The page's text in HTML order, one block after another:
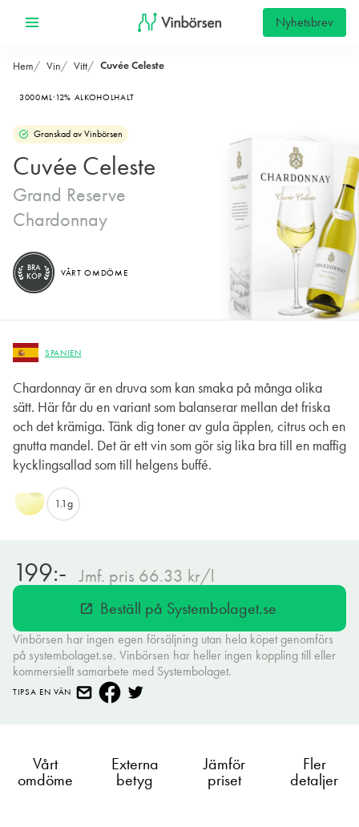
Nyhetsbrev
Hem Vin Vitt Cuvée Celeste
3000ML 12% ALKOHOLHALT
Granskad av Vinbörsen
Cuvée Celeste
Grand Reserve
Chardonnay
SPANIEN
Chardonnay är en druva som kan smaka på många olika
sätt. Här får du en variant som balanserar mellan det friska
och det krämiga. Tänk dig toner av gula äpplen, citrus och en
gnutta mandel. Det är ett vin som gör sig lika bra till en maffig
kycklingsallad som till helgens buffé.
BRA
KÖP
VÅRT OMDÖME
1.1g
199:- Jmf. pris 66.33 kr/l
open_in_new Beställ på Systembolaget.se
Vinbörsen har ingen egen försäljning utan hela köpet genomförs
på systembolaget.se. Vinbörsen har heller ingen koppling till eller
kommersiellt samarbete med Systembolaget.
TIPSA EN VÄN
Vårt
omdöme
Externa
betyg
Jämför
priset
Fler
detaljer